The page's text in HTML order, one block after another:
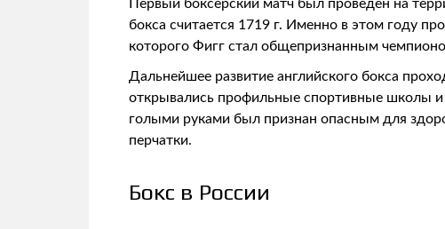
Первый боксерский матч был проведен на
бокса считается 1719 г. Именно в этом году
которого Фигг стал общепризнанным
Дальнейшее развитие английского бокса
открывались профильные спортивные школы и
голыми руками был признан опасным для
перчатки.
Бокс в России